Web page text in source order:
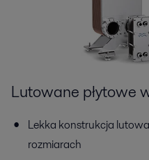
Lutowane płytowe
Lekka konstrukcja
rozmiarach